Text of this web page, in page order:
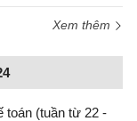
Xem thêm
toán (tuần từ 22 -